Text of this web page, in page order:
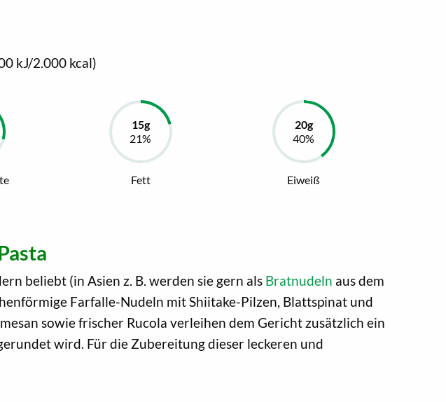
kJ/2.000 kcal)
Fett Eiweiß
beliebt (in Asien z. B. werden sie gern als Bratnudeln aus dem
Farfalle-Nudeln mit Shiitake-Pilzen, Blattspinat und
sowie frischer Rucola verleihen dem Gericht zusätzlich ein
wird. Für die Zubereitung dieser leckeren und